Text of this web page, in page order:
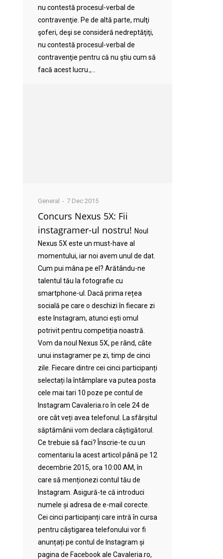
nu contestă procesul-verbal de
contravenţie. Pe de altă parte, mulţi
şoferi, deşi se consideră nedreptăţiţi,
nu contestă procesul-verbal de
contravenţie pentru că nu ştiu cum să
facă acest lucru.,...
General 7 Dec 2015
Concurs Nexus 5X: Fii
instagramer-ul nostru! Noul
Nexus 5X este un must-have al
momentului, iar noi avem unul de dat.
Cum pui mâna pe el? Arătându-ne
talentul tău la fotografie cu
smartphone-ul. Dacă prima rețea
socială pe care o deschizi în fiecare zi
este Instagram, atunci ești omul
potrivit pentru competiția noastră.
Vom da noul Nexus 5X, pe rând, câte
unui instagramer pe zi, timp de cinci
zile. Fiecare dintre cei cinci participanți
selectați la întâmplare va putea posta
cele mai tari 10 poze pe contul de
Instagram Cavaleria.ro în cele 24 de
ore cât veți avea telefonul. La sfârșitul
săptămânii vom declara câștigătorul.
Ce trebuie să faci? Înscrie-te cu un
comentariu la acest articol până pe 12
decembrie 2015, ora 10:00 AM, în
care să menționezi contul tău de
Instagram. Asigură-te că introduci
numele și adresa de e-mail corecte.
Cei cinci participanți care intră în cursa
pentru câștigarea telefonului vor fi
anunțați pe contul de Instagram și
pagina de Facebook ale Cavaleria.ro,